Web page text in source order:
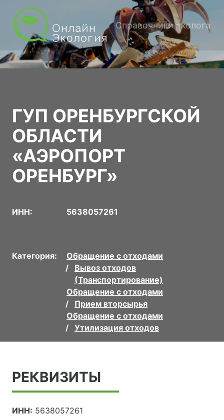
Справочники эколога
ГУП ОРЕНБУРГСКОЙ
ОБЛАСТИ
«АЭРОПОРТ
ОРЕНБУРГ»
ИНН: 5638057261
Категория:
Обращение с отходами
Вывоз отходов
(Транспортирование)
Обращение с отходами
Прием вторсырья
Обращение с отходами
Утилизация отходов
РЕКВИЗИТЫ
ИНН: 5638057261